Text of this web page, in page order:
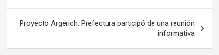
o
k
p
p
entradas
Proyecto Argerich: Prefectura participó de una reunión
informativa